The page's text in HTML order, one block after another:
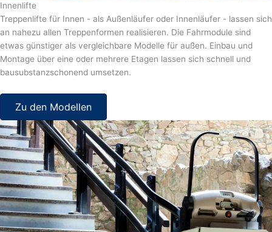
Innenlifte
Treppenlifte für Innen - als Außenläufer oder Innenläufer - lassen sich
an nahezu allen Treppenformen realisieren. Die Fahrmodule sind
etwas günstiger als vergleichbare Modelle für außen. Einbau und
Montage über eine oder mehrere Etagen lassen sich schnell und
bausubstanzschonend umsetzen.
Zu den Modellen